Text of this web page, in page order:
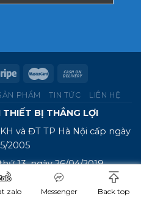
PHẨM TIN TỨC LIÊN HỆ
THIẾT BỊ THẮNG LỢI
và ĐT TP Hà Nội cấp ngày
2005
13, ngày 26/04/2019
Bà Trưng, Tp. Hà Nội
zalo Messenger Back top